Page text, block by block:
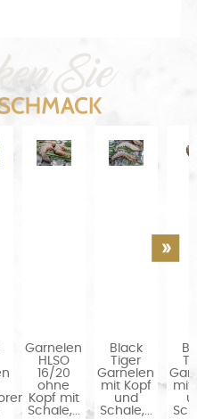
Garnelen
HLSO
16/20
ohne
Kopf mit
Schale,...
Black
Tiger
Garnelen
mit Kopf
und
Schale,...
mit